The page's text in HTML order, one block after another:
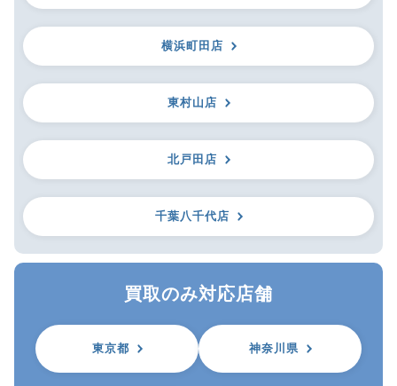
横浜町田店
東村山店
北戸田店
千葉八千代店
買取のみ対応店舗
東京都 神奈川県